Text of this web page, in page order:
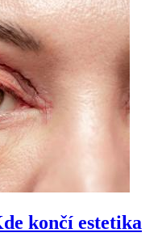
končí estetika